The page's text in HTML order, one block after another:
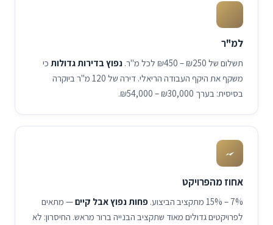
למ"ר
תשלום של ₪450 – ₪250 לכל מ"ר. נפוץ בדירות גדולות כי
משקף את היקף העבודה הריאלי. דירה של 120 מ"ר ביוקרה
בסיסית: בערך ₪54,000 – ₪30,000
.
אחוז מהפרויקט
15% – 7% מתקציב הביצוע. פחות נפוץ אבל קיים— מתאים
לפרויקטים גדולים מאוד שתקציב הבנייה ברור מראש. החיסרון: לא